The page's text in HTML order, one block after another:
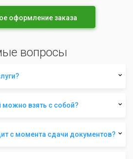
оформление заказа
вопросы
можно взять с собой?
с момента сдачи документов?